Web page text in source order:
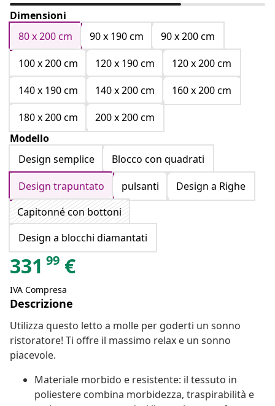
Dimensioni
80 x 200 cm
90 x 190 cm
90 x 200 cm
100 x 200 cm
120 x 190 cm
120 x 200 cm
140 x 190 cm
140 x 200 cm
160 x 200 cm
180 x 200 cm
200 x 200 cm
Modello
Design semplice
Blocco con quadrati
Design trapuntato
pulsanti
Design a Righe
Capitonné con bottoni
Design a blocchi diamantati
331 99 €
IVA Compresa
Descrizione
Utilizza questo letto a molle per goderti un sonno
ristoratore! Ti offre il massimo relax e un sonno
piacevole.
Materiale morbido e resistente: il tessuto in
poliestere combina morbidezza, traspirabilità e